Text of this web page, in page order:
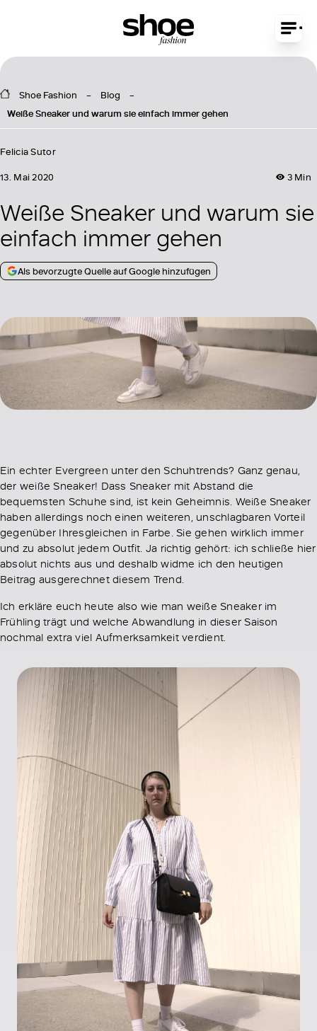
Shoe Fashion
Blog
Weiße Sneaker und warum sie einfach immer gehen
Felicia Sutor
3 Min
13. Mai 2020
Weiße Sneaker und warum sie
einfach immer gehen
Als bevorzugte Quelle auf Google hinzufügen
Ein echter Evergreen unter den Schuhtrends? Ganz genau,
der weiße Sneaker! Dass Sneaker mit Abstand die
bequemsten Schuhe sind, ist kein Geheimnis. Weiße Sneaker
haben allerdings noch einen weiteren, unschlagbaren Vorteil
gegenüber Ihresgleichen in Farbe. Sie gehen wirklich immer
und zu absolut jedem Outfit. Ja richtig gehört: ich schließe hier
absolut nichts aus und deshalb widme ich den heutigen
Beitrag ausgerechnet diesem Trend.
Ich erkläre euch heute also wie man weiße Sneaker im
Frühling trägt und welche Abwandlung in dieser Saison
nochmal extra viel Aufmerksamkeit verdient.